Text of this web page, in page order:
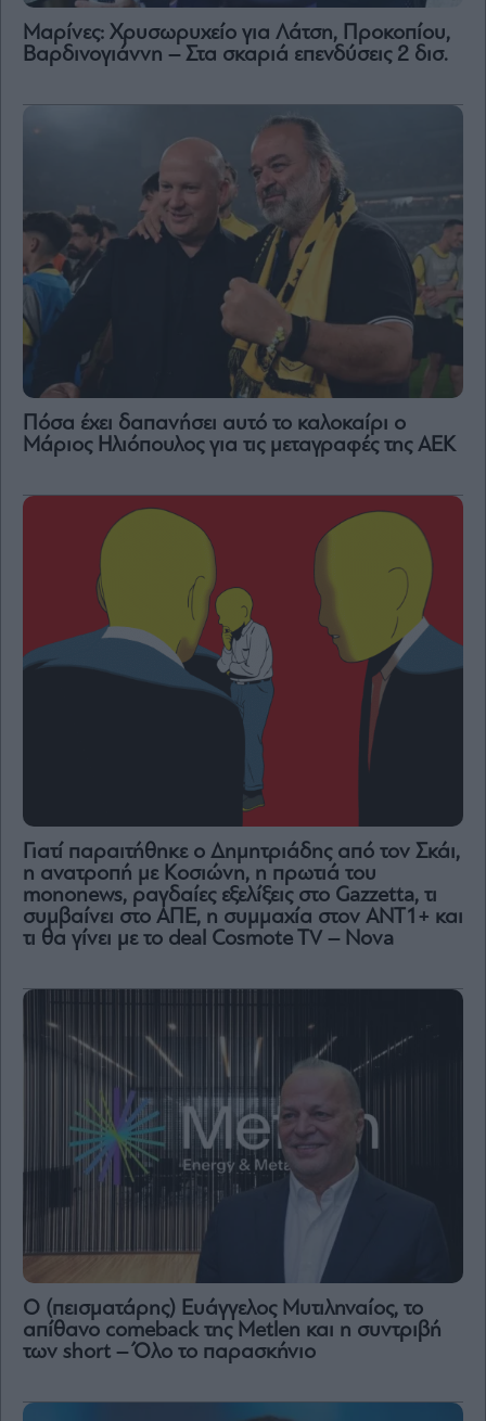
Μαρίνες: Χρυσωρυχείο για Λάτση, Προκοπίου,
Βαρδινογιάννη – Στα σκαριά επενδύσεις 2 δισ.
Πόσα έχει δαπανήσει αυτό το καλοκαίρι ο
Μάριος Ηλιόπουλος για τις μεταγραφές της ΑΕΚ
Γιατί παραιτήθηκε ο Δημητριάδης από τον Σκάι,
η ανατροπή με Κοσιώνη, η πρωτιά του
mononews, ραγδαίες εξελίξεις στο Gazzetta, τι
συμβαίνει στο ΑΠΕ, η συμμαχία στον ΑΝΤ1+ και
τι θα γίνει με το deal Cosmote TV – Nova
Ο (πεισματάρης) Ευάγγελος Μυτιληναίος, το
απίθανο comeback της Μetlen και η συντριβή
των short – Όλο το παρασκήνιο